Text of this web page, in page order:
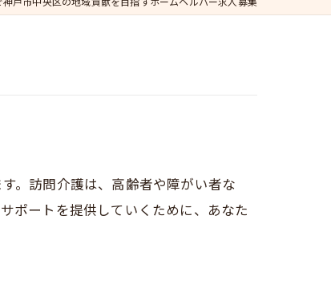
神戸市中央区の地域貢献を目指すホームヘルパー求人募集
。訪問介護は、高齢者や障がい者な
ポートを提供していくために、あなた